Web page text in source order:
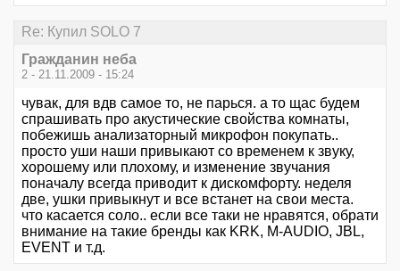
Re: Купил SOLO 7
Гражданин неба
2 - 21.11.2009 - 15:24
чувак, для вдв самое то, не парься. а то щас будем
спрашивать про акустические свойства комнаты,
побежишь анализаторный микрофон покупать..
просто уши наши привыкают со временем к звуку,
хорошему или плохому, и изменение звучания
поначалу всегда приводит к дискомфорту. неделя
две, ушки привыкнут и все встанет на свои места.
что касается соло.. если все таки не нравятся, обрати
внимание на такие бренды как KRK, M-AUDIO, JBL,
EVENT и т.д.